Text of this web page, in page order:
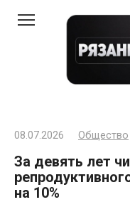
08.07.2026 Общество
За девять лет
на 10%